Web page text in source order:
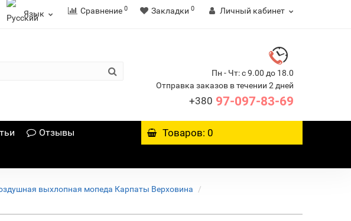
Язык Сравнение 0 Закладки 0 Личный кабинет
Пн - Чт: с 9.00 до 18.0
Отправка заказов в течении 2 дней
+380 97-097-83-69
Отзывы Товаров: 0
выхлопная мопеда Карпаты Верховина